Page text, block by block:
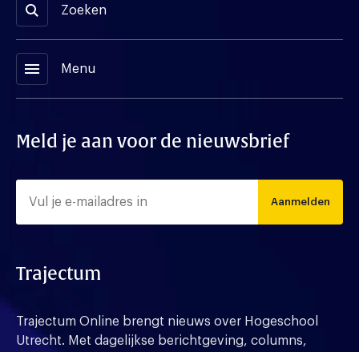
Zoeken
menu Menu
Meld je aan voor de nieuwsbrief
Aanmelden
Trajectum
Trajectum Online brengt nieuws over Hogeschool
Utrecht. Met dagelijkse berichtgeving, columns,